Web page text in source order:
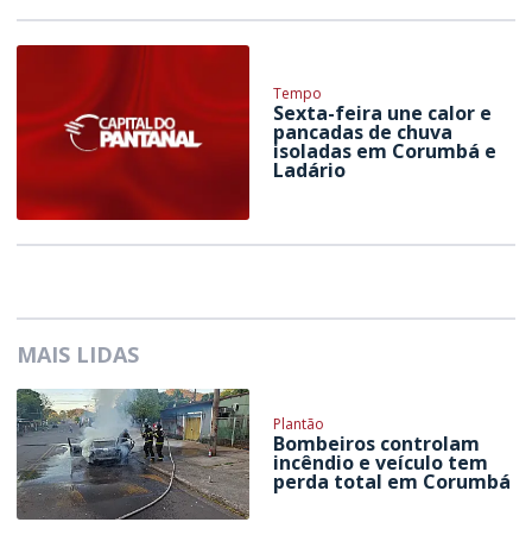
Tempo
Sexta-feira une calor e
pancadas de chuva
isoladas em Corumbá e
Ladário
MAIS LIDAS
Plantão
Bombeiros controlam
incêndio e veículo tem
perda total em Corumbá